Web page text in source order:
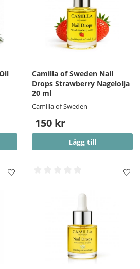
Camilla of Sweden Nail
Drops Strawberry Nagelolja
20 ml
Camilla of Sweden
150 kr
Lägg till